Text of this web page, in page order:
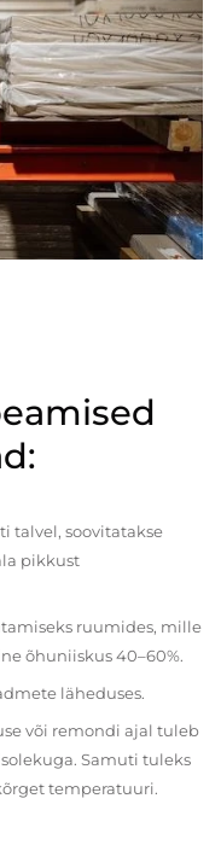
talvel, soovitatakse
pikkust
ruumides, mille
õhuniiskus 40–60%.
läheduses.
või remondi ajal tuleb
Samuti tuleks
temperatuuri.